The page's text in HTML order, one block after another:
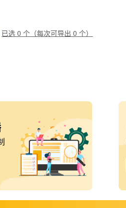
已选 0 个（每次可导出 0 个）